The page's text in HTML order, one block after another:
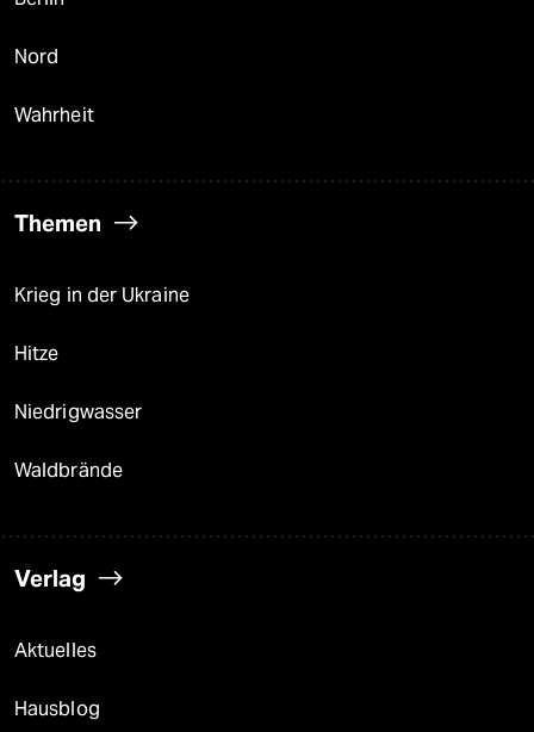
Nord
Wahrheit
Themen
Krieg in der Ukraine
Hitze
Niedrigwasser
Waldbrände
Verlag
Aktuelles
Hausblog